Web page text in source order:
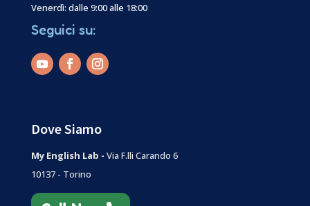
Venerdì: dalle 9:00 alle 18:00
Seguici su:
Dove Siamo
My English Lab - Via F.lli Carando 6
10137 - Torino